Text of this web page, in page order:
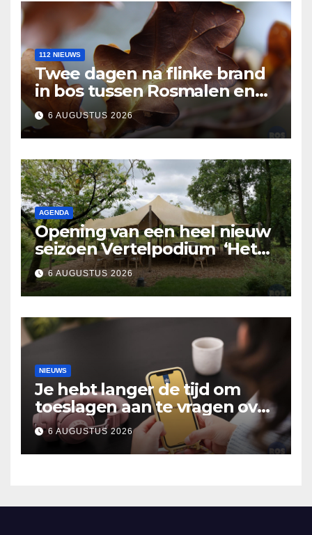
112 NIEUWS
Twee dagen na flinke brand
in bos tussen Rosmalen en
Nuland
6 AUGUSTUS 2026
AGENDA
Opening van een heel nieuw
seizoen Vertelpodium ‘Het
Lopende Vuur’. Landelijke
verhalen in Bomentuin D’n
Hooidonk
6 AUGUSTUS 2026
NIEUWS
Je hebt langer de tijd om
toeslagen aan te vragen over
2025
6 AUGUSTUS 2026